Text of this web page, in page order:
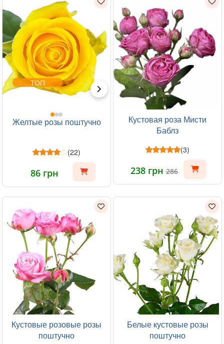
ТОП
Желтые розы поштучно
(22)
86 грн
Кустовая роза Мисти
Баблз
(3)
238 грн286
Кустовые розовые розы
поштучно
Белые кустовые розы
поштучно